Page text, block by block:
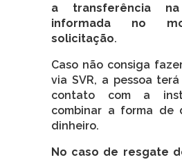
a transferência
informada no
solicitação.
Caso não consiga
via SVR, a pessoa
contato com a
combinar a forma de
dinheiro.
No caso de resgate